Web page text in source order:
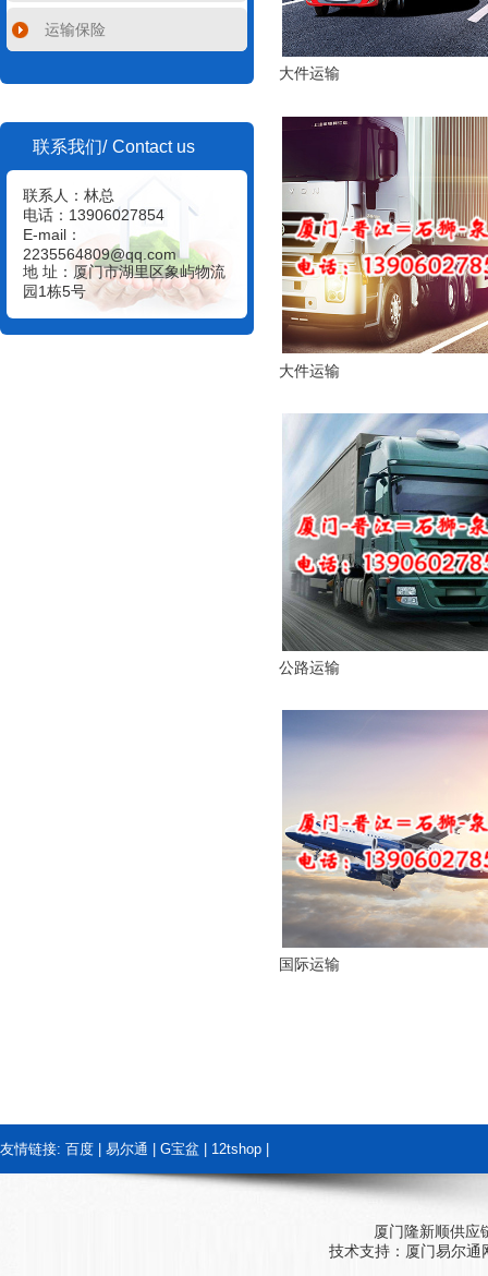
运输保险
联系我们/ Contact us
联系人：林总
电话：13906027854
E-mail：
2235564809@qq.com
地 址：厦门市湖里区象屿物流
园1栋5号
大件运输
大件运输
公路运输
国际运输
友情链接: 百度 易尔通 G宝盆 12tshop
厦门隆新顺供
技术支持： 厦门易尔通